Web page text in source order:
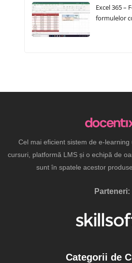
Excel 365 –
formulelor
Cel mai eficient sistem de e-learning
cursuri, platformă LMS și o echipă de
sunt în spatele acestor
Parteneri:
Categorii de